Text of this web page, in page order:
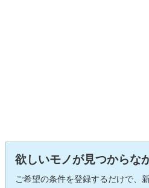
欲しいモノが見つからな
ご希望の条件を登録するだけで、